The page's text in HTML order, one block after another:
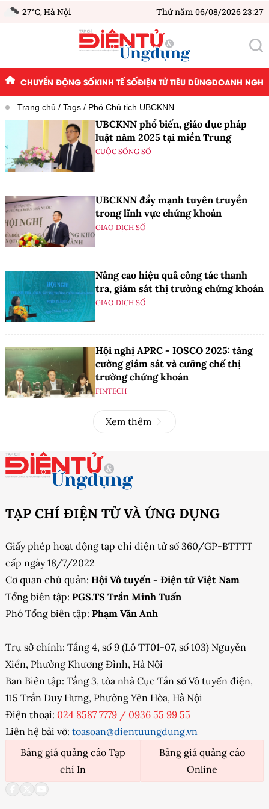
27°C,Hà Nội Thứ năm 06/08/2026 23:27
CHUYỂN ĐỘNG SỐKINH TẾ SỐĐIỆN TỬ TIÊU DÙNGDOANH
Trang chủ Tags Phó Chủ tịch UBCKNN
UBCKNN phổ biến, giáo dục pháp
luật năm 2025 tại miền Trung
CUỘC SỐNG SỐ
UBCKNN đẩy mạnh tuyên truyền
trong lĩnh vực chứng khoán
GIAO DỊCH SỐ
Nâng cao hiệu quả công tác thanh
tra, giám sát thị trường chứng khoán
GIAO DỊCH SỐ
Hội nghị APRC - IOSCO 2025: tăng
cường giám sát và cưỡng chế thị
trường chứng khoán
FINTECH
Xem thêm
TẠP CHÍ ĐIỆN TỬ VÀ ỨNG DỤNG
Giấy phép hoạt động tạp chí điện tử số 360/GP-BTTTT
cấp ngày 18/7/2022
Cơ quan chủ quản: Hội Vô tuyến - Điện tử Việt Nam
Tổng biên tập: PGS.TS Trần Minh Tuấn
Phó Tổng biên tập: Phạm Văn Anh
Trụ sở chính: Tầng 4, số 9 (Lô TT01-07, số 103) Nguyễn
Xiển, Phường Khương Đình, Hà Nội
Ban Biên tập: Tầng 3, tòa nhà Cục Tần số Vô tuyến điện,
115 Trần Duy Hưng, Phường Yên Hòa, Hà Nội
Điện thoại: 024 8587 7779 / 0936 55 99 55
Liên hệ bài vở: toasoan@dientuungdung.vn
Bảng giá quảng cáo Tạp
chí In
Bảng giá quảng cáo
Online